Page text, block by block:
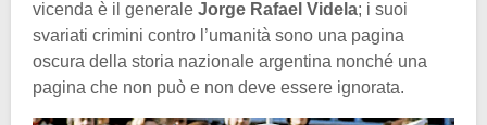
vicenda è il generale Jorge Rafael Videla; i suoi
svariati crimini contro l’umanità sono una pagina
oscura della storia nazionale argentina nonché una
pagina che non può e non deve essere ignorata.